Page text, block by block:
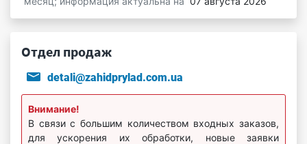
Отдел продаж
detali@zahidprylad.com.ua
Внимание!
В связи с большим количеством входных заказов,
для ускорения их обработки, новые заявки